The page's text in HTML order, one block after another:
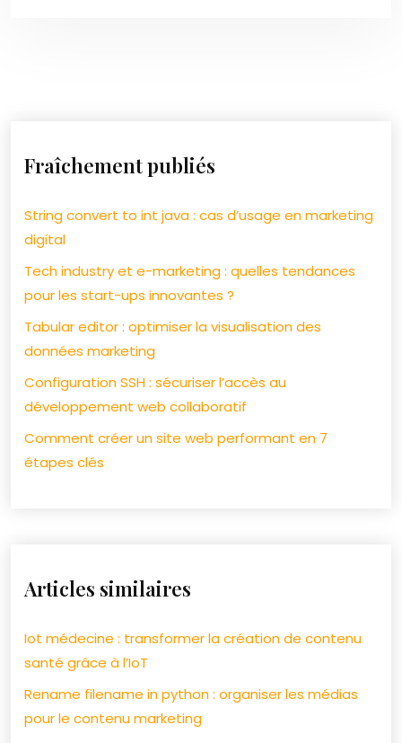
Fraîchement publiés
String convert to int java : cas d’usage en marketing
digital
Tech industry et e-marketing : quelles tendances
pour les start-ups innovantes ?
Tabular editor : optimiser la visualisation des
données marketing
Configuration SSH : sécuriser l’accès au
développement web collaboratif
Comment créer un site web performant en 7
étapes clés
Articles similaires
Iot médecine : transformer la création de contenu
santé grâce à l’IoT
Rename filename in python : organiser les médias
pour le contenu marketing